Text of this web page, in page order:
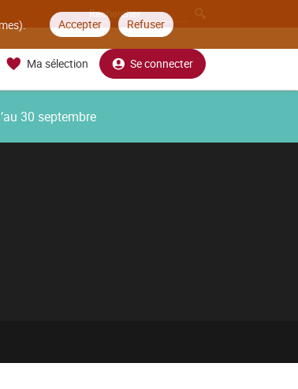
Accepter Refuser
Ma sélection Se connecter
30 septembre